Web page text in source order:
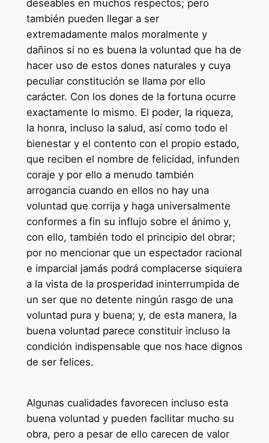
deseables en muchos respectos; pero
también pueden llegar a ser
extremadamente malos moralmente y
dañinos si no es buena la voluntad que ha de
hacer uso de estos dones naturales y cuya
peculiar constitución se llama por ello
carácter. Con los dones de la fortuna ocurre
exactamente lo mismo. El poder, la riqueza,
la honra, incluso la salud, así como todo el
bienestar y el contento con el propio estado,
que reciben el nombre de felicidad, infunden
coraje y por ello a menudo también
arrogancia cuando en ellos no hay una
voluntad que corrija y haga universalmente
conformes a fin su influjo sobre el ánimo y,
con ello, también todo el principio del obrar;
por no mencionar que un espectador racional
e imparcial jamás podrá complacerse siquiera
a la vista de la prosperidad ininterrumpida de
un ser que no detente ningún rasgo de una
voluntad pura y buena; y, de esta manera, la
buena voluntad parece constituir incluso la
condición indispensable que nos hace dignos
de ser felices.
Algunas cualidades favorecen incluso esta
buena voluntad y pueden facilitar mucho su
obra, pero a pesar de ello carecen de valor